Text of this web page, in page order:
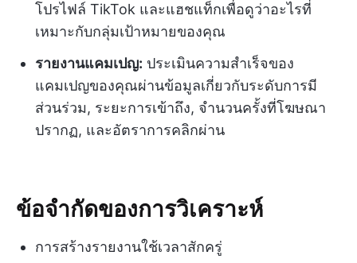
โปรไฟล์ TikTok และแฮชแท็กเพื่อดูว่าอะไรที่
เหมาะกับกลุ่มเป้าหมายของคุณ
รายงานแคมเปญ: ประเมินความสำเร็จของ
แคมเปญของคุณผ่านข้อมูลเกี่ยวกับระดับการมี
ส่วนร่วม, ระยะการเข้าถึง, จำนวนครั้งที่โฆษณา
ปรากฏ, และอัตราการคลิกผ่าน
ข้อจำกัดของการวิเคราะห์
การสร้างรายงานใช้เวลาสักครู่